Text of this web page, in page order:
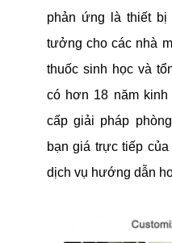
phản ứng là thiết bị
tưởng cho các nhà
thuốc sinh học và
có hơn 18 năm
cấp giải pháp
bạn giá trực tiếp
dịch vụ hướng dẫn